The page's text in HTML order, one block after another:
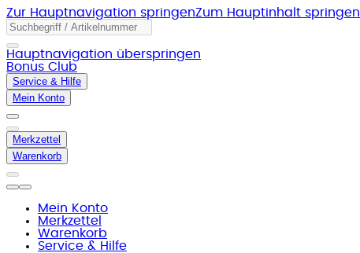
Zur Hauptnavigation springenZum Hauptinhalt springen
Hauptnavigation überspringen
Bonus Club
Service & Hilfe
Mein Konto
Merkzettel
Warenkorb
Mein Konto
Merkzettel
Warenkorb
Service & Hilfe